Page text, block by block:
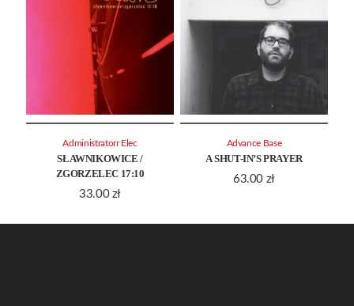
SŁAWNIKOWICE /
ZGORZELEC 17:10
33.00 zł
Administratorr Elec
A SHUT-IN’S PRAYER
63.00 zł
Advance Base